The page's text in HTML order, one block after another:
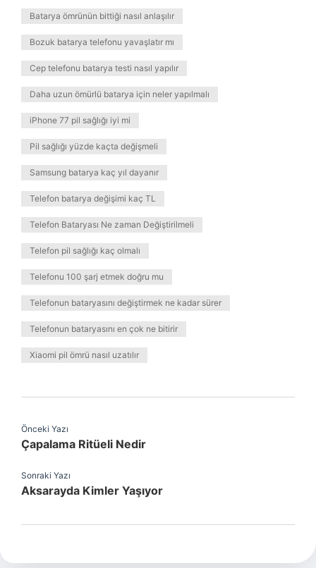
Batarya ömrünün bittiği nasıl anlaşılır
Bozuk batarya telefonu yavaşlatır mı
Cep telefonu batarya testi nasıl yapılır
Daha uzun ömürlü batarya için neler yapılmalı
iPhone 77 pil sağlığı iyi mi
Pil sağlığı yüzde kaçta değişmeli
Samsung batarya kaç yıl dayanır
Telefon batarya değişimi kaç TL
Telefon Bataryası Ne zaman Değiştirilmeli
Telefon pil sağlığı kaç olmalı
Telefonu 100 şarj etmek doğru mu
Telefonun bataryasını değiştirmek ne kadar sürer
Telefonun bataryasını en çok ne bitirir
Xiaomi pil ömrü nasıl uzatılır
Önceki Yazı
Çapalama Ritüeli Nedir
Sonraki Yazı
Aksarayda Kimler Yaşıyor